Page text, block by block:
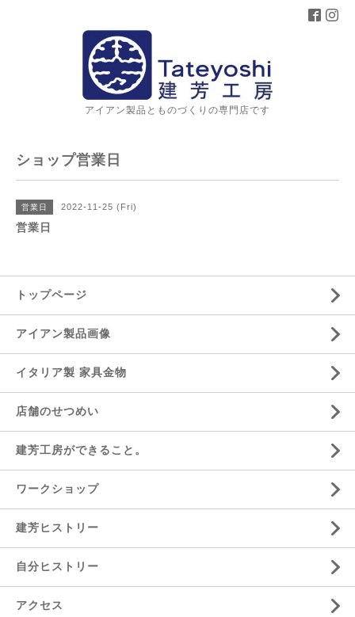
アイアン製品とものづくりの専門店です
ショップ営業日
営業日 2022-11-25 (Fri)
営業日
トップページ
アイアン製品画像
イタリア製 家具金物
店舗のせつめい
建芳工房ができること。
ワークショップ
建芳ヒストリー
自分ヒストリー
アクセス